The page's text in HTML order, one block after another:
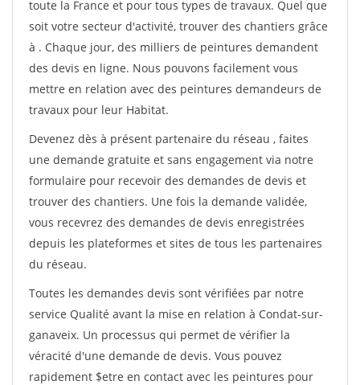
toute la France et pour tous types de travaux. Quel que
soit votre secteur d'activité, trouver des chantiers grâce
à . Chaque jour, des milliers de peintures demandent
des devis en ligne. Nous pouvons facilement vous
mettre en relation avec des peintures demandeurs de
travaux pour leur Habitat.
Devenez dès à présent partenaire du réseau , faites
une demande gratuite et sans engagement via notre
formulaire pour recevoir des demandes de devis et
trouver des chantiers. Une fois la demande validée,
vous recevrez des demandes de devis enregistrées
depuis les plateformes et sites de tous les partenaires
du réseau.
Toutes les demandes devis sont vérifiées par notre
service Qualité avant la mise en relation à Condat-sur-
ganaveix. Un processus qui permet de vérifier la
véracité d'une demande de devis. Vous pouvez
rapidement $etre en contact avec les peintures pour